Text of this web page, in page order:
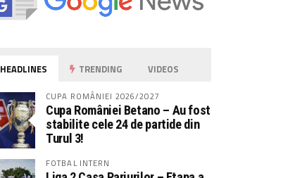
HEADLINES TRENDING VIDEOS
CUPA ROMÂNIEI 2026/2027
Cupa României Betano – Au fost
stabilite cele 24 de partide din
Turul 3!
FOTBAL INTERN